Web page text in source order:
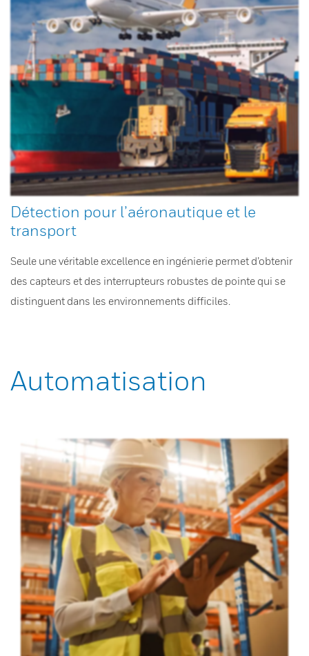
Détection pour l’aéronautique et le
transport
Seule une véritable excellence en ingénierie permet d’obtenir
des capteurs et des interrupteurs robustes de pointe qui se
distinguent dans les environnements difficiles.
Automatisation